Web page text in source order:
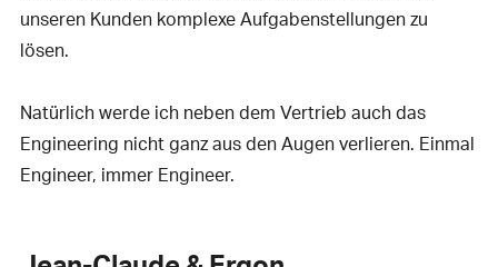
unseren Kunden komplexe Aufgabenstellungen zu
lösen.
Natürlich werde ich neben dem Vertrieb auch das
Engineering nicht ganz aus den Augen verlieren. Einmal
Engineer, immer Engineer.